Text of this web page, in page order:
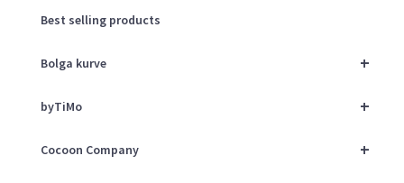
Best selling products
+
Bolga kurve
+
byTiMo
+
Cocoon Company